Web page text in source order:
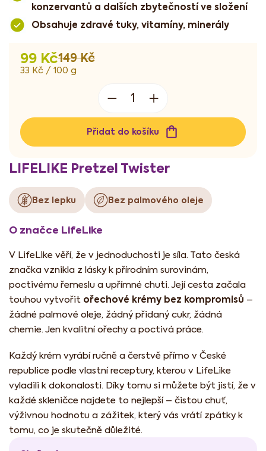
149 Kč
99 Kč
Měrná
33 Kč / 100 g
Přidat do košíku
konzervantů a dalších zbytečností ve složení
Obsahuje zdravé tuky, vitamíny, minerály
LIFELIKE Pretzel Twister
Bez lepku Bez palmového oleje
O značce LifeLike
V LifeLike věří, že v jednoduchosti je síla. Tato česká
značka vznikla z lásky k přírodním surovinám,
poctivému řemeslu a upřímné chuti. Její cesta začala
touhou vytvořit ořechové krémy bez kompromisů –
žádné palmové oleje, žádný přidaný cukr, žádná
chemie. Jen kvalitní ořechy a poctivá práce.
Každý krém vyrábí ručně a čerstvě přímo v České
republice podle vlastní receptury, kterou v LifeLike
vyladili k dokonalosti. Díky tomu si můžete být jistí, že v
každé skleničce najdete to nejlepší – čistou chuť,
výživnou hodnotu a zážitek, který vás vrátí zpátky k
tomu, co je skutečně důležité.